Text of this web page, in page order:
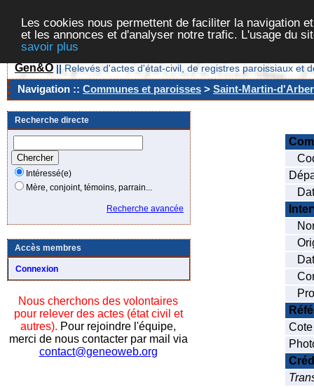
Les cookies nous permettent de faciliter la navigation
et les annonces et d'analyser notre trafic. L'usage du
savoir plus
Gen&O || Relevés d'actes d'état-civil, de registres paroissiaux et
Navigation :: Communes et paroisses > Saint-Martin-
Recherche directe
Intéressé(e)
Mère, conjoint, témoins, parrain...
Recherche avancée
Accès membres
Connexion
Nous cherchons des volontaires
pour relever des actes (état civil et
autres). Pour rejoindre l'équipe,
merci de nous contacter par mail via
contact@geneoweb.org